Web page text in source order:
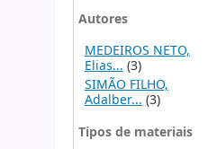
Autores
MEDEIROS NETO,
Elias... (3)
SIMÃO FILHO,
Adalber...(3)
Tipos de materiais